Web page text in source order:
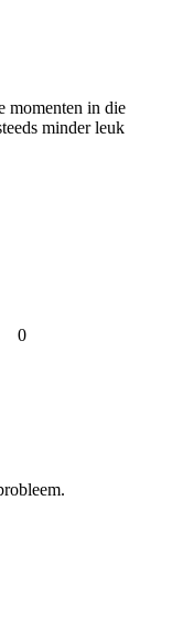
momenten in die
minder leuk
0